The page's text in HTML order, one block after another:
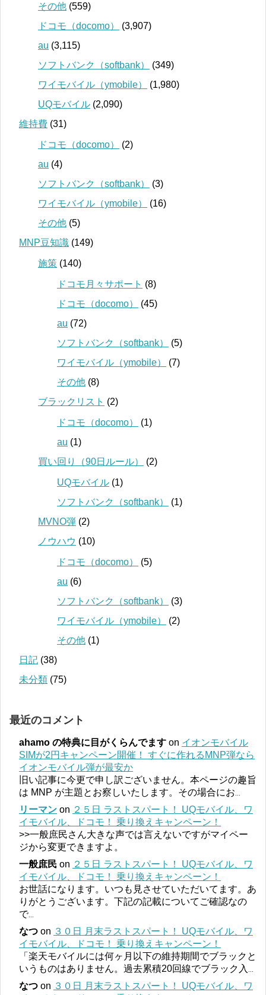
その他 (559)
ドコモ（docomo）
(3,907)
au (3,115)
ソフトバンク（softbank）
(349)
ワイモバイル（ymobile）
(1,980)
UQモバイル (2,090)
維持費 (31)
ドコモ（docomo）
(2)
au (4)
ソフトバンク（softbank）
(3)
ワイモバイル（ymobile）
(16)
その他 (5)
MNP豆知識 (149)
施策 (140)
ドコモ月々サポート (8)
ドコモ（docomo）
(45)
au (72)
ソフトバンク（softbank）
(5)
ワイモバイル（ymobile）
(7)
その他 (8)
ブラックリスト (2)
ドコモ（docomo）
(1)
au (1)
買い回り（90日ルール）
(2)
UQモバイル (1)
ソフトバンク（softbank）
(1)
MVNO弾 (2)
ノウハウ (10)
ドコモ（docomo）
(5)
au (6)
ソフトバンク（softbank）
(3)
ワイモバイル（ymobile）
(2)
その他 (1)
日記 (38)
未分類 (75)
最近のコメント
ahamo の特典に目がくらんでます on イオンモバイル
SIMが2円キャンペーン開催！ すぐに作れるMNP弾なら
イオンモバイル弾が最安か
旧い記事に今更で申し訳ございません。本ページの趣旨
は MNP が主題とお察しいたします。その場合にお
リーマン on ２５日 ラストスパート！ UQモバイル、ワ
イモバイル、ドコモ！ 乗り換えキャンペーン！
>>一般庶民さん大きな声では言えないですがマイペー
ジから変更できますよ。
一般庶民 on ２５日 ラストスパート！ UQモバイル、ワ
イモバイル、ドコモ！ 乗り換えキャンペーン！
お世話になります。いつも見させていただいてます。あ
りがとうございます。下記の記載についてご確認なの
で...
なつ on ３０日 月末ラストスパート！ UQモバイル、ワ
イモバイル、ドコモ！ 乗り換えキャンペーン！
「楽天モバイルには何ヶ月以下の維持期間でブラックと
いうものはありません。過去累積20回線でブラック入
なつ on ３０日 月末ラストスパート！ UQモバイル、ワ